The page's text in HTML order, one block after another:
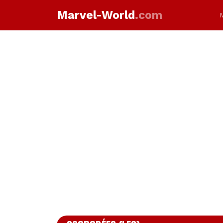
Marvel-World.com